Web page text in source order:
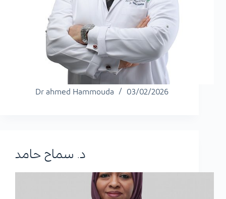
Dr ahmed Hammouda 03/02/2026
د. سماح حامد